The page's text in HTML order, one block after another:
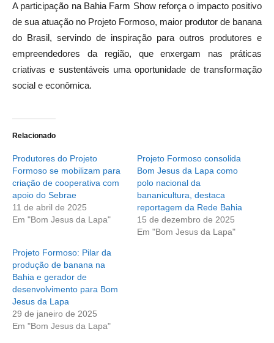
A participação na Bahia Farm Show reforça o impacto positivo
de sua atuação no Projeto Formoso, maior produtor de banana
do Brasil, servindo de inspiração para outros produtores e
empreendedores da região, que enxergam nas práticas
criativas e sustentáveis uma oportunidade de transformação
social e econômica.
Relacionado
Produtores do Projeto
Formoso se mobilizam para
criação de cooperativa com
apoio do Sebrae
11 de abril de 2025
Em "Bom Jesus da Lapa"
Projeto Formoso consolida
Bom Jesus da Lapa como
polo nacional da
bananicultura, destaca
reportagem da Rede Bahia
15 de dezembro de 2025
Em "Bom Jesus da Lapa"
Projeto Formoso: Pilar da
produção de banana na
Bahia e gerador de
desenvolvimento para Bom
Jesus da Lapa
29 de janeiro de 2025
Em "Bom Jesus da Lapa"